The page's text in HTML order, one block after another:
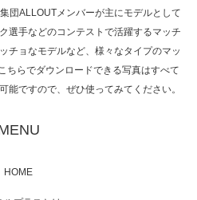
）
団ALLOUTメンバーが主にモデルとして
選手などのコンテストで活躍するマッチ
チョなモデルなど、様々なタイプのマッ
ちらでダウンロードできる写真はすべて
能ですので、ぜひ使ってみてください。
HOME